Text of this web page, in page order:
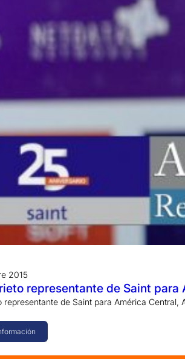
2015
representante de Saint para
representante de Saint para América